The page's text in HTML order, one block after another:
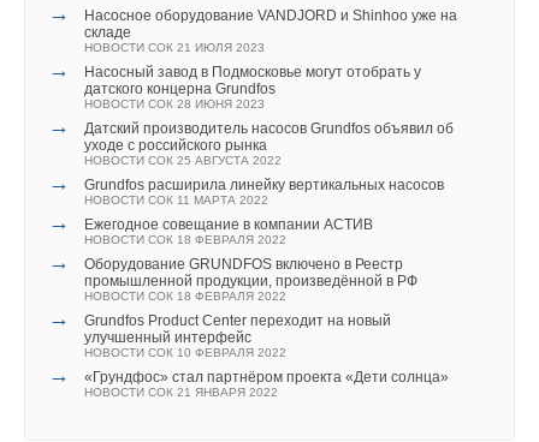
→
Насосное оборудование VANDJORD и Shinhoo уже на
складе
НОВОСТИ СОК 21 ИЮЛЯ 2023
→
Насосный завод в Подмосковье могут отобрать у
датского концерна Grundfos
НОВОСТИ СОК 28 ИЮНЯ 2023
→
Датский производитель насосов Grundfos объявил об
уходе с российского рынка
НОВОСТИ СОК 25 АВГУСТА 2022
→ Grundfos расширила линейку вертикальных насосов
НОВОСТИ СОК 11 МАРТА 2022
→ Ежегодное совещание в компании АСТИВ
НОВОСТИ СОК 18 ФЕВРАЛЯ 2022
→
Оборудование GRUNDFOS включено в Реестр
промышленной продукции, произведённой в РФ
НОВОСТИ СОК 18 ФЕВРАЛЯ 2022
→
Grundfos Product Center переходит на новый
улучшенный интерфейс
НОВОСТИ СОК 10 ФЕВРАЛЯ 2022
→ «Грундфос» стал партнёром проекта «Дети солнца»
НОВОСТИ СОК 21 ЯНВАРЯ 2022